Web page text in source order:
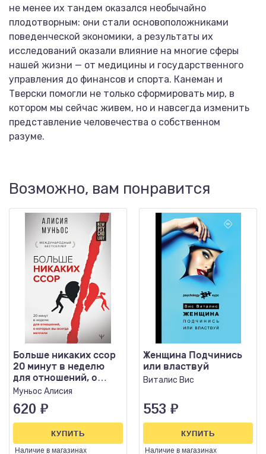
не менее их тандем оказался необычайно
плодотворным: они стали основоположниками
поведенческой экономики, а результаты их
исследований оказали влияние на многие сферы
нашей жизни — от медицины и государственного
управления до финансов и спорта. Канеман и
Тверски помогли не только сформировать мир, в
котором мы сейчас живем, но и навсегда изменить
представление человечества о собственном
разуме.
Возможно, вам понравится
Больше никаких ссор
20 минут в неделю
для отношений, о
которых вы всегда
Муньос Алисия
620 ₽
Наличие в магазинах
КУПИТЬ
Женщина Подчинись
или властвуй
Виталис Вис
553 ₽
Наличие в магазинах
КУПИТЬ